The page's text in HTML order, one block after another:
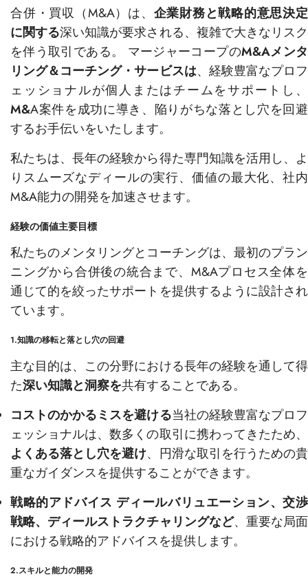
合併・買収（M&A）は、 企業財務と戦略的意思決定
に関する深い知識が要求される、複雑で大きなリスク
を伴う取引である。 マージャーコープのM&Aメンタ
リング＆コーチング・サービスは、経験豊富なプロフ
ェッショナルが個人またはチームをサポートし、
M&A案件を成功に導き、陥りがちな落とし穴を回避
するお手伝いをいたします。
私たちは、長年の経験から得た専門知識を活用し、よ
りスムーズなディールの実行、価値の最大化、社内
M&A能力の開発を加速させます。
経験の価値主要目標
私たちのメンタリングとコーチングは、最初のプラン
ニングから合併後の統合まで、M&Aプロセス全体を
通じて的を絞ったサポートを提供するように設計され
ています。
1.知識の移転と落とし穴の回避
主な目的は、この分野における長年の経験を通して得
た深い知識と洞察を共有することである。
コストのかかるミスを避ける当社の経験豊富なプロフ
ェッショナルは、数多くの取引に携わってきたため、
よくある落とし穴を避け、円滑な取引を行うための貴
重なガイダンスを提供することができます。
戦略的アドバイス ディールバリュエーション、交渉
戦略、ディールストラクチャリングなど、重要な局面
における戦略的アドバイスを提供します。
2.スキルと能力の開発